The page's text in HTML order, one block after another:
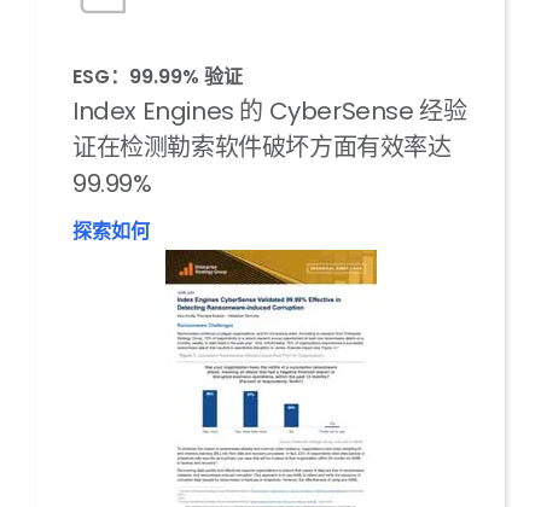
ESG：99.99% 验证
Index Engines 的 CyberSense 经验
证在检测勒索软件破坏方面有效率达
99.99%
探索如何